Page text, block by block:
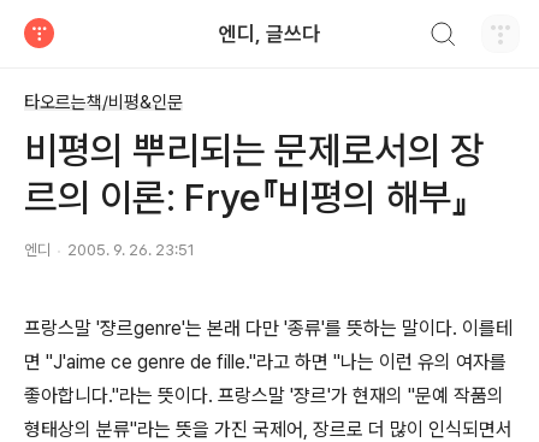
엔디, 글쓰다
타오르는책/비평&인문
비평의 뿌리되는 문제로서의 장
르의 이론: Frye『비평의 해부』
엔디 2005. 9. 26. 23:51
프랑스말 '쟝르genre'는 본래 다만 '종류'를 뜻하는 말이다. 이를테
면 "J'aime ce genre de fille."라고 하면 "나는 이런 유의 여자를
좋아합니다."라는 뜻이다. 프랑스말 '쟝르'가 현재의 "문예 작품의
형태상의 분류"라는 뜻을 가진 국제어, 장르로 더 많이 인식되면서